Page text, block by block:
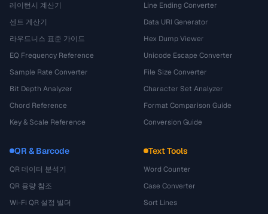
레이턴시 계산기
센트 계산기
라우드니스 표준 가이드
EQ Frequency Reference
Sample Rate Converter
Bit Depth Analyzer
Chord Reference
Key & Scale Reference
Line Ending Converter
Data URI Generator
Hex Dump Viewer
Unicode Escape Converter
File Size Converter
Character Set Analyzer
Format Comparison Guide
Conversion Guide
QR & Barcode
QR 데이터 분석기
QR 용량 참조
Wi-Fi QR 설정 빌더
Text Tools
Word Counter
Case Converter
Sort Lines